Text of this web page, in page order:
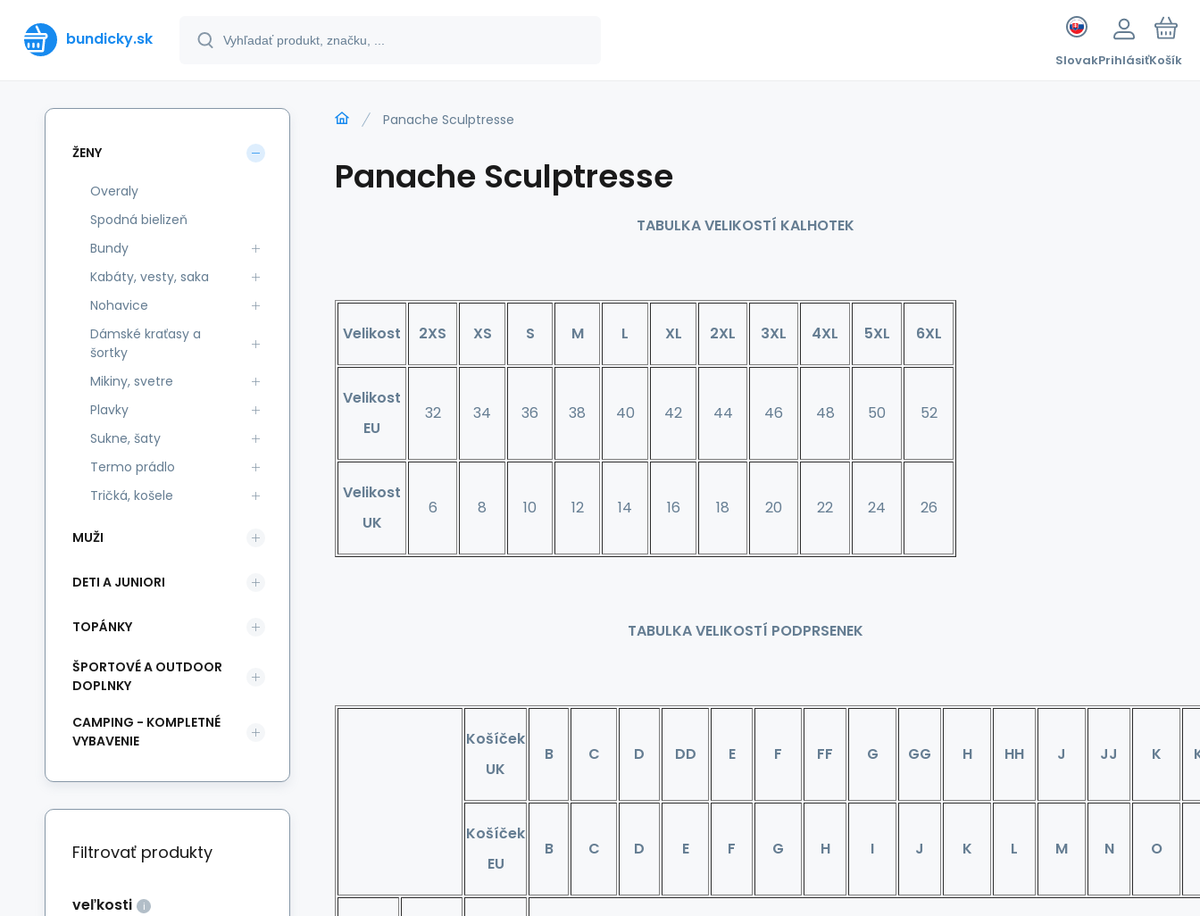
bundicky.sk
SlovakPrihlásiťKošík
Panache Sculptresse
Panache Sculptresse
TABULKA VELIKOSTÍ KALHOTEK
Velikost 2XS XS S M L XL 2XL 3XL 4XL 5XL 6XL
Velikost
EU
32 34 36 38 40 42 44 46 48 50 52
Velikost
UK
6 8 10 12 14 16 18 20 22 24 26
TABULKA VELIKOSTÍ PODPRSENEK
Košíček
UK
B C D DD E F FF G GG H HH J JJ K
Košíček
EU
B C D E F G H I J K L M N O
ŽENY
Overaly
Spodná bielizeň
Bundy
Kabáty, vesty, saka
Nohavice
Dámské kraťasy a
šortky
Mikiny, svetre
Plavky
Sukne, šaty
Termo prádlo
Tričká, košele
MUŽI
DETI A JUNIORI
TOPÁNKY
ŠPORTOVÉ A OUTDOOR
DOPLNKY
CAMPING - KOMPLETNÉ
VYBAVENIE
Filtrovať produkty
veľkosti